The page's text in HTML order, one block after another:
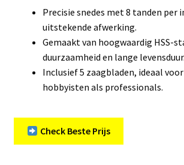
Precisie snedes met 8 tanden per
uitstekende afwerking.
Gemaakt van hoogwaardig HSS-
duurzaamheid en lange levensduur.
Inclusief 5 zaagbladen, ideaal
hobbyisten als professionals.
Check Beste Prijs